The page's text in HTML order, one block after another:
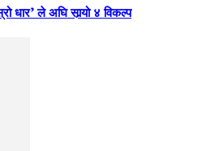
धार’ ले अघि सार्‍यो ४ विकल्प